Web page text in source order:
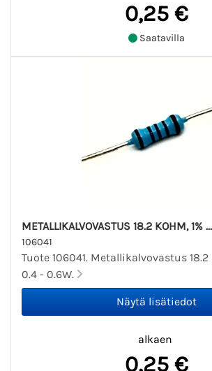
0,25 €
Saatavilla
METALLIKALVOVASTUS 18.2 KOHM, 1%
106041
Tuote 106041. Metallikalvovastus 18.2
0.4 - 0.6W.
alkaen
0,25 €